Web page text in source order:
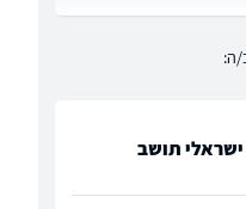
ה:
ישראלי תושב